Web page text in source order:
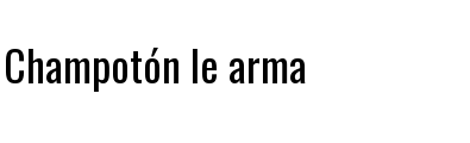
le arma